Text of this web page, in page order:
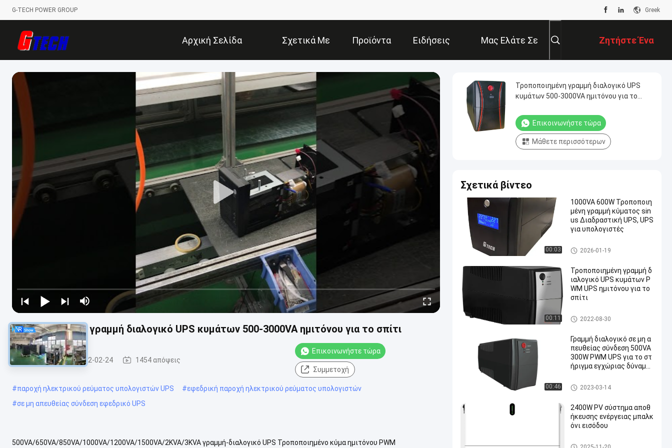
G-TECH POWER GROUP Greek
Αρχική Σελίδα Σχετικά Με
Εμάς
Προϊόντα Ειδήσεις Μας Ελάτε Σε
Επαφή Με
Ζητήστε Ένα
Απόσπασμα
Τροποποιημένη γραμμή διαλογικό UPS κυμάτων 500-3000VA ημιτόνου για το σπίτι
PWM UPS 2022-02-24 1454 απόψεις
Επικοινωνήστε τώρα
Συμμετοχή
#παροχή ηλεκτρικού ρεύματος υπολογιστών UPS #εφεδρική παροχή ηλεκτρικού ρεύματος υπολογιστών
#σε μη απευθείας σύνδεση εφεδρικό UPS
500VA/650VA/850VA/1000VA/1200VA/1500VA/2KVA/3KVA γραμμή-διαλογικό UPS Τροποποιημένο κύμα ημιτόνου PWM
Τροποποιημένη γραμμή διαλογικό UPS
κυμάτων 500-3000VA ημιτόνου για το
Επικοινωνήστε τώρα
Μάθετε περισσότερων
Σχετικά βίντεο
00:03
1000VA 600W Τροποποιη
μένη γραμμή κύματος sin
us Διαδραστική UPS, UPS
για υπολογιστές
PWM UPS
2026-01-19
00:11
Τροποποιημένη γραμμή δ
ιαλογικό UPS κυμάτων P
WM UPS ημιτόνου για το
σπίτι
PWM UPS
2022-08-30
00:46
Γραμμή διαλογικό σε μη α
πευθείας σύνδεση 500VA
300W PWM UPS για το στ
ήριγμα εγχώριας δύναμη
PWM UPS
2023-03-14
2400W PV σύστημα αποθ
ήκευσης ενέργειας μπαλκ
όνι εισόδου
Γ τεχνολογίας UPS